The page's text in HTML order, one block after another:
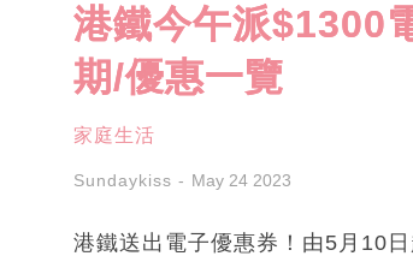
港鐵今午派$1300
期/優惠一覽
家庭生活
Sundaykiss May 24 2023
港鐵送出電子優惠券！由5月10